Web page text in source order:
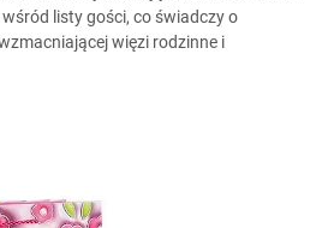
listy gości, co świadczy o
więzi rodzinne i